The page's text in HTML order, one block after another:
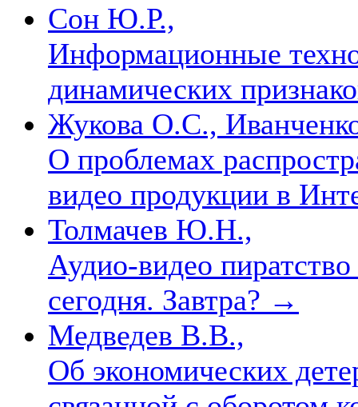
Сон Ю.Р.,
Информационные
динамических
Жукова О.С.,
О проблемах
видео продукции в
Толмачев Ю.Н.,
Аудио-видео
сегодня. Завтра? →
Медведев В.В.,
Об экономических